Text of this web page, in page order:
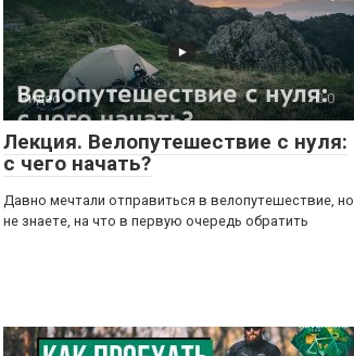
Видео 0
Лекция. Велопутешествие с нуля:
с чего начать?
Давно мечтали отправиться в велопутешествие, но
не знаете, на что в первую очередь обратить